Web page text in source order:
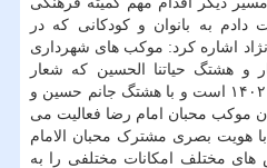
به بانوان و کودکانی که در
نژاد اشاره کرد: موکب های شهرداری
۱۴۰۲ با شعار و هشتگ حیاتنا الحسین که شعار
رسمی وزارت کشور در اربعین ۱۴۰۲ است و با هشتگ جانم حسین و
موکب محبان امام رضا فعالیت می
با هویت بصری مشترک محبان الامام
های مختلف امکانات مختلفی را به